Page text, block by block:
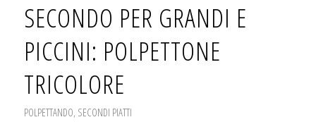
SECONDO PER GRANDI E
PICCINI: POLPETTONE
TRICOLORE
POLPETTANDO, SECONDI PIATTI